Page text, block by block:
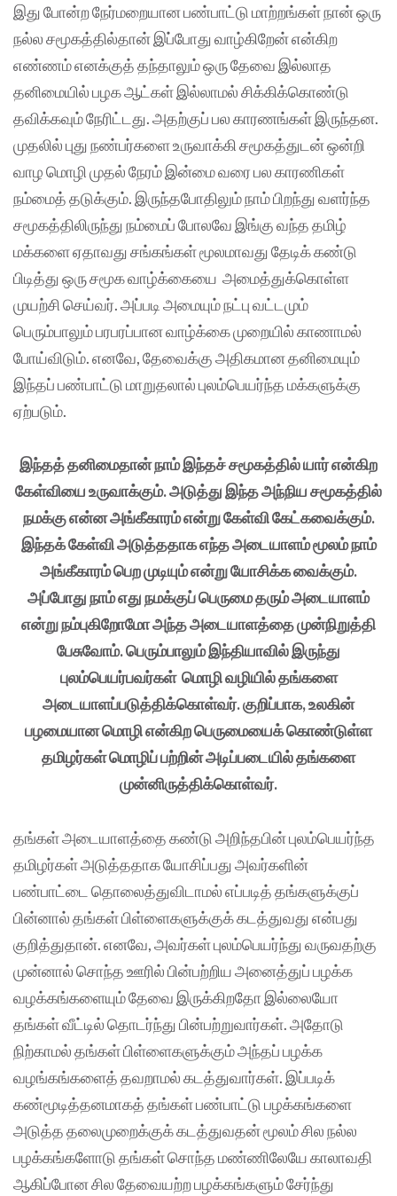
இது போன்ற நேர்மறையான பண்பாட்டு மாற்றங்கள் நான் ஒரு
நல்ல சமூகத்தில்தான் இப்போது வாழ்கிறேன் என்கிற
எண்ணம் எனக்குத் தந்தாலும் ஒரு தேவை இல்லாத
தனிமையில் பழக ஆட்கள் இல்லாமல் சிக்கிக்கொண்டு
தவிக்கவும் நேரிட்டது. அதற்குப் பல காரணங்கள் இருந்தன.
முதலில் புது நண்பர்களை உருவாக்கி சமூகத்துடன் ஒன்றி
வாழ மொழி முதல் நேரம் இன்மை வரை பல காரணிகள்
நம்மைத் தடுக்கும். இருந்தபோதிலும் நாம் பிறந்து வளர்ந்த
சமூகத்திலிருந்து நம்மைப் போலவே இங்கு வந்த தமிழ்
மக்களை ஏதாவது சங்கங்கள் மூலமாவது தேடிக் கண்டு
பிடித்து ஒரு சமூக வாழ்க்கையை அமைத்துக்கொள்ள
முயற்சி செய்வர். அப்படி அமையும் நட்பு வட்டமும்
பெரும்பாலும் பரபரப்பான வாழ்க்கை முறையில் காணாமல்
போய்விடும். எனவே, தேவைக்கு அதிகமான தனிமையும்
இந்தப் பண்பாட்டு மாறுதலால் புலம்பெயர்ந்த மக்களுக்கு
ஏற்படும்.
இந்தத் தனிமைதான் நாம் இந்தச் சமூகத்தில் யார் என்கிற
கேள்வியை உருவாக்கும். அடுத்து இந்த அந்நிய சமூகத்தில்
நமக்கு என்ன அங்கீகாரம் என்று கேள்வி கேட்கவைக்கும்.
இந்தக் கேள்வி அடுத்ததாக எந்த அடையாளம் மூலம் நாம்
அங்கீகாரம் பெற முடியும் என்று யோசிக்க வைக்கும்.
அப்போது நாம் எது நமக்குப் பெருமை தரும் அடையாளம்
என்று நம்புகிறோமோ அந்த அடையாளத்தை முன்நிறுத்தி
பேசுவோம். பெரும்பாலும் இந்தியாவில் இருந்து
புலம்பெயர்பவர்கள் மொழி வழியில் தங்களை
அடையாளப்படுத்திக்கொள்வர். குறிப்பாக, உலகின்
பழமையான மொழி என்கிற பெருமையைக் கொண்டுள்ள
தமிழர்கள் மொழிப் பற்றின் அடிப்படையில் தங்களை
முன்னிருத்திக்கொள்வர்.
தங்கள் அடையாளத்தை கண்டு அறிந்தபின் புலம்பெயர்ந்த
தமிழர்கள் அடுத்ததாக யோசிப்பது அவர்களின்
பண்பாட்டை தொலைத்துவிடாமல் எப்படித் தங்களுக்குப்
பின்னால் தங்கள் பிள்ளைகளுக்குக் கடத்துவது என்பது
குறித்துதான். எனவே, அவர்கள் புலம்பெயர்ந்து வருவதற்கு
முன்னால் சொந்த ஊரில் பின்பற்றிய அனைத்துப் பழக்க
வழக்கங்களையும் தேவை இருக்கிறதோ இல்லையோ
தங்கள் வீட்டில் தொடர்ந்து பின்பற்றுவார்கள். அதோடு
நிற்காமல் தங்கள் பிள்ளைகளுக்கும் அந்தப் பழக்க
வழங்கங்களைத் தவறாமல் கடத்துவார்கள். இப்படிக்
கண்மூடித்தனமாகத் தங்கள் பண்பாட்டு பழக்கங்களை
அடுத்த தலைமுறைக்குக் கடத்துவதன் மூலம் சில நல்ல
பழக்கங்களோடு தங்கள் சொந்த மண்ணிலேயே காலாவதி
ஆகிப்போன சில தேவையற்ற பழக்கங்களும் சேர்ந்து